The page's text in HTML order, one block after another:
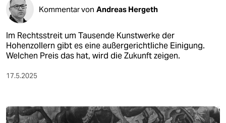
veranstaltungen
shop
fragen & hilfe
unterstützen
genossenschaft
Kommentar von Andreas Hergeth
Im Rechtsstreit um Tausende Kunstwerke der
Hohenzollern gibt es eine außergerichtliche Einigung.
Welchen Preis das hat, wird die Zukunft zeigen.
17.5.2025